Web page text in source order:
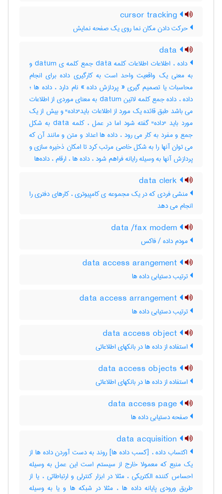
حرکت دادن مکان نما روی یک صفحه نمایش
داده ، اطلاعات اطلاعات کلمه data جمع کلمه ی datum و
به معنی یک واقعیت واحد است به کارگیری داده برای انجام
محاسبات یا تصمیم گیری « پردازش داده » نام دارد ، داده ها ؛
داده ، داده جمع کلمه لاتین datum به معنای موردی از اطلاعات
می باشد طبق قائده یک مورد از اطلاعات باید"داده" و بیش از یک
مورد باید "داده" گفته شود اما در عمل ، کلمه data به شکل
جمع و مفرد به کار می رود ، داده ها اعداد و متن و مانند آن که
می توان آنها را به شکل خاصی مرتب کرد تا امکان ذخیره سازی و
پردازش آنها به وسیله رایانه فراهم شود ، داده ها ، ارقام ، داده‌ها
منشی فردی که در یک مجموعه ی کامپیوتری ، کارهای دفتری را
انجام می دهد
مودم داده / فاکس
ترتیب دستیابی داده ها
ترتیب دستیابی داده ها
استفاده از داده ها در بانکهای اطلاعاتی
استفاده از داده ها در بانکهای اطلاعاتی
صفحه دستیابی داده ها
اکتساب داده ، [کسب داده ها] روند به دست آوردن داده ها از
یک منبع که معمولا خارج از سیستم است این عمل به وسیله
احساس کننده الکتریکی ، مثلا در ابزار کنترلی و ارتباطاتی ، یا از
طریق ورودی پایانه داده ها ، مثلا در شبکه ها و یا به وسیله